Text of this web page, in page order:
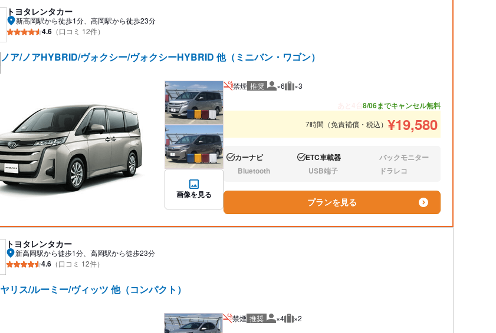
トヨタレンタカー
新高岡駅から徒歩1分、高岡駅から徒歩23分
4.6 （口コミ 12件）
ノア/ノアHYBRID/ヴォクシー/ヴォクシーHYBRID 他（ミニバン・ワゴン）
画像を見る
禁煙 推奨 推奨人数
×6 推奨荷物
×3
8/06までキャンセル無料
7時間（免責補償・税込） ¥19,580
あり:カーナビ あり:ETC車載器 なし:バックモニター
なし:Bluetooth なし:USB端子 なし:ドラレコ
プランを見る
トヨタレンタカー
新高岡駅から徒歩1分、高岡駅から徒歩23分
4.6 （口コミ 12件）
ヤリス/ルーミー/ヴィッツ 他（コンパクト）
禁煙 推奨 推奨人数
×4 推奨荷物
×2